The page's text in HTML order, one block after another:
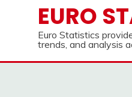
EURO
Euro Statistics
trends, and analysis